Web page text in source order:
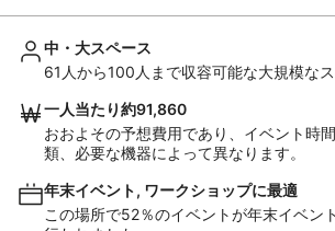
中・大スペース
61人から100人まで収容可能な大規模なス
一人当たり約91,860
おおよその予想費用であり、イベント時
類、必要な機器によって異なります。
年末イベント, ワークショップに最適
この場所で52％のイベントが年末イベン